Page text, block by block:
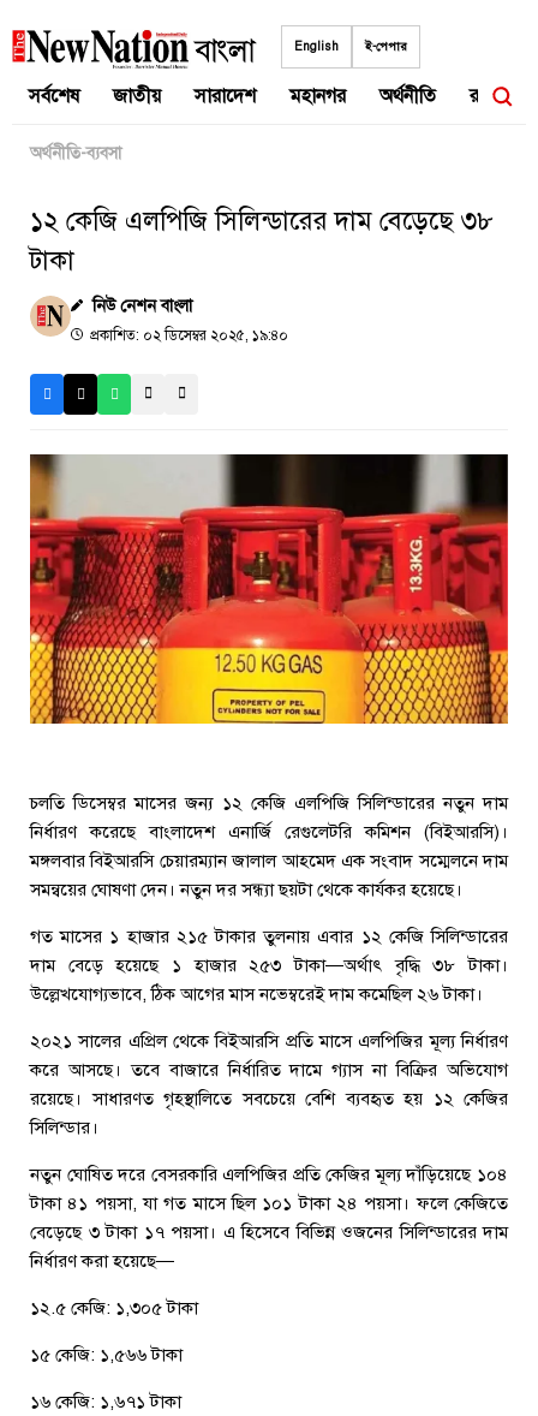
to
English ই-পেপার
সর্বশেষ জাতীয় সারাদেশ মহানগর অর্থনীতি রাজনীতি
অর্থনীতি-ব্যবসা
১২ কেজি এলপিজি সিলিন্ডারের দাম বেড়েছে ৩৮
টাকা
নিউ নেশন বাংলা
প্রকাশিত: ০২ ডিসেম্বর ২০২৫, ১৯:৪০
চলতি ডিসেম্বর মাসের জন্য ১২ কেজি এলপিজি সিলিন্ডারের নতুন দাম
নির্ধারণ করেছে বাংলাদেশ এনার্জি রেগুলেটরি কমিশন (বিইআরসি)।
মঙ্গলবার বিইআরসি চেয়ারম্যান জালাল আহমেদ এক সংবাদ সম্মেলনে দাম
সমন্বয়ের ঘোষণা দেন। নতুন দর সন্ধ্যা ছয়টা থেকে কার্যকর হয়েছে।
গত মাসের ১ হাজার ২১৫ টাকার তুলনায় এবার ১২ কেজি সিলিন্ডারের
দাম বেড়ে হয়েছে ১ হাজার ২৫৩ টাকা—অর্থাৎ বৃদ্ধি ৩৮ টাকা।
উল্লেখযোগ্যভাবে, ঠিক আগের মাস নভেম্বরেই দাম কমেছিল ২৬ টাকা।
২০২১ সালের এপ্রিল থেকে বিইআরসি প্রতি মাসে এলপিজির মূল্য নির্ধারণ
করে আসছে। তবে বাজারে নির্ধারিত দামে গ্যাস না বিক্রির অভিযোগ
রয়েছে। সাধারণত গৃহস্থালিতে সবচেয়ে বেশি ব্যবহৃত হয় ১২ কেজির
সিলিন্ডার।
নতুন ঘোষিত দরে বেসরকারি এলপিজির প্রতি কেজির মূল্য দাঁড়িয়েছে ১০৪
টাকা ৪১ পয়সা, যা গত মাসে ছিল ১০১ টাকা ২৪ পয়সা। ফলে কেজিতে
বেড়েছে ৩ টাকা ১৭ পয়সা। এ হিসেবে বিভিন্ন ওজনের সিলিন্ডারের দাম
নির্ধারণ করা হয়েছে—
১২.৫ কেজি: ১,৩০৫ টাকা
১৫ কেজি: ১,৫৬৬ টাকা
১৬ কেজি: ১,৬৭১ টাকা